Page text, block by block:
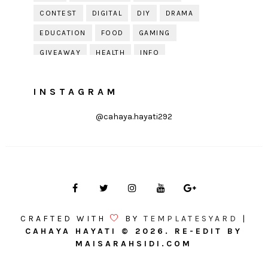
CONTEST DIGITAL DIY DRAMA
EDUCATION FOOD GAMING
GIVEAWAY HEALTH INFO
KISAH KEHIDUPAN
LELAKI
PRODUCT REVIEW PUDING QOUTE
REVIEW SOLEHAH TIPS
INSTAGRAM
@cahaya.hayati292
CRAFTED WITH BYTEMPLATESYARD
|
CAHAYA HAYATI © 2026. RE-EDIT BY
MAISARAHSIDI.COM